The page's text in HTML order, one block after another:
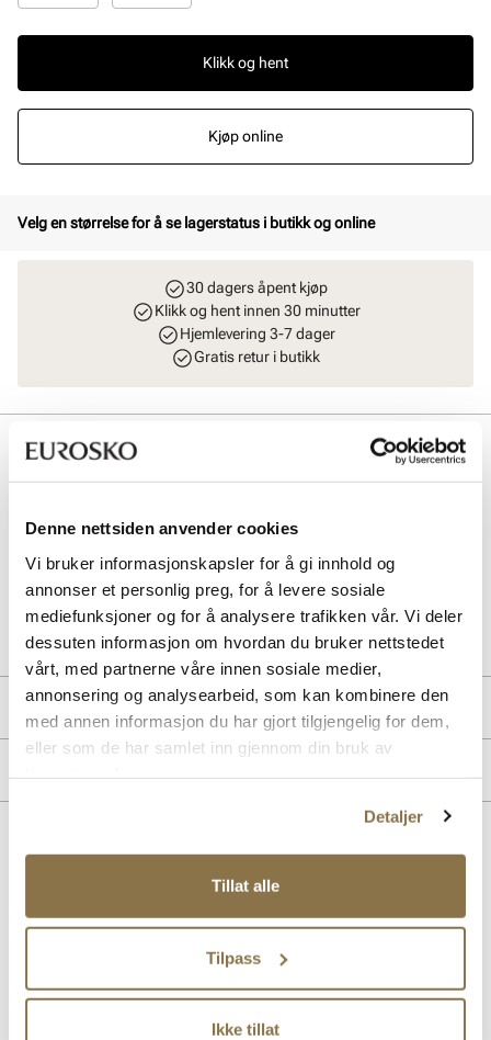
Denne nettsiden anvender cookies
Vi bruker informasjonskapsler for å gi innhold og
annonser et personlig preg, for å levere sosiale
mediefunksjoner og for å analysere trafikken vår. Vi deler
dessuten informasjon om hvordan du bruker nettstedet
vårt, med partnerne våre innen sosiale medier,
annonsering og analysearbeid, som kan kombinere den
med annen informasjon du har gjort tilgjengelig for dem,
eller som de har samlet inn gjennom din bruk av
Detaljer
Tillat alle
Tilpass
Ikke tillat
Klikk og hent
Kjøp online
Velg en størrelse for å se lagerstatus i butikk og online
30 dagers åpent kjøp
Klikk og hent innen 30 minutter
Hjemlevering 3-7 dager
Gratis retur i butikk
Beskrivelse
gir god komfort hele dagen. Modellen har også en myk bakrem med
Art. nr41163006
Lev. art. nr26V1176
Produktdetaljer
Overdel: Skinn
For:Skinn
Lignende produkter